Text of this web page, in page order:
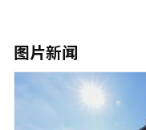
图片新闻